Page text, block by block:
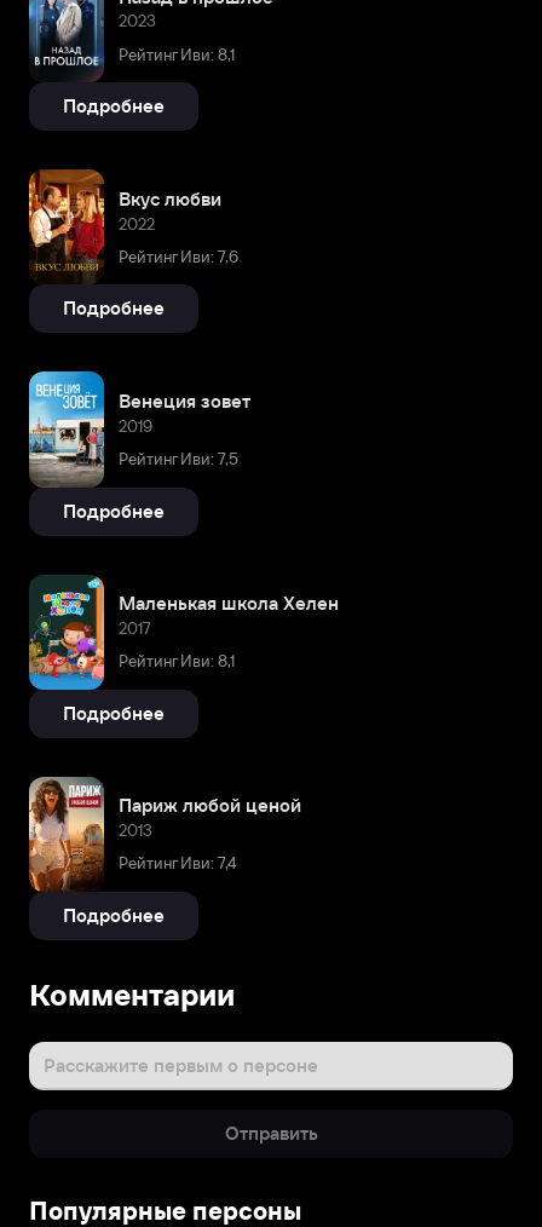
2023
Рейтинг Иви: 8,1
Подробнее
Вкус любви
2022
Рейтинг Иви: 7,6
Подробнее
Венеция зовет
2019
Рейтинг Иви: 7,5
Подробнее
Маленькая школа Хелен
2017
Рейтинг Иви: 8,1
Подробнее
Париж любой ценой
2013
Рейтинг Иви: 7,4
Подробнее
Комментарии
Расскажите первым о персоне
Отправить
Популярные персоны